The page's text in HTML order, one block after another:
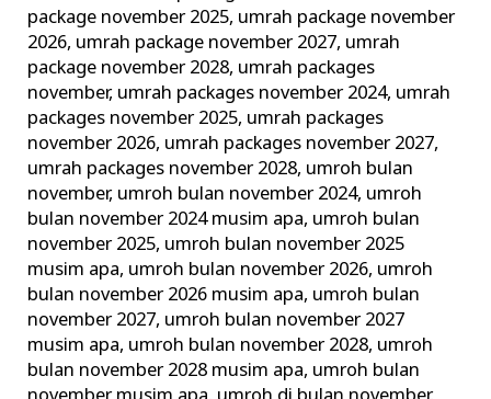
package november 2025, umrah package november
2026, umrah package november 2027, umrah
package november 2028, umrah packages
november, umrah packages november 2024, umrah
packages november 2025, umrah packages
november 2026, umrah packages november 2027,
umrah packages november 2028, umroh bulan
november, umroh bulan november 2024, umroh
bulan november 2024 musim apa, umroh bulan
november 2025, umroh bulan november 2025
musim apa, umroh bulan november 2026, umroh
bulan november 2026 musim apa, umroh bulan
november 2027, umroh bulan november 2027
musim apa, umroh bulan november 2028, umroh
bulan november 2028 musim apa, umroh bulan